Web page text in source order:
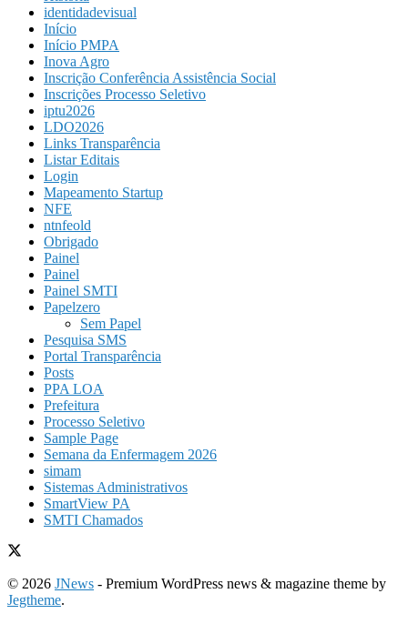
identidadevisual
Início
Início PMPA
Inova Agro
Inscrição Conferência Assistência Social
Inscrições Processo Seletivo
iptu2026
LDO2026
Links Transparência
Listar Editais
Login
Mapeamento Startup
NFE
ntnfeold
Obrigado
Painel
Painel
Painel SMTI
Papelzero
Sem Papel
Pesquisa SMS
Portal Transparência
Posts
PPA LOA
Prefeitura
Processo Seletivo
Sample Page
Semana da Enfermagem 2026
simam
Sistemas Administrativos
SmartView PA
SMTI Chamados
© 2026 JNews - Premium WordPress news & magazine theme by
Jegtheme.